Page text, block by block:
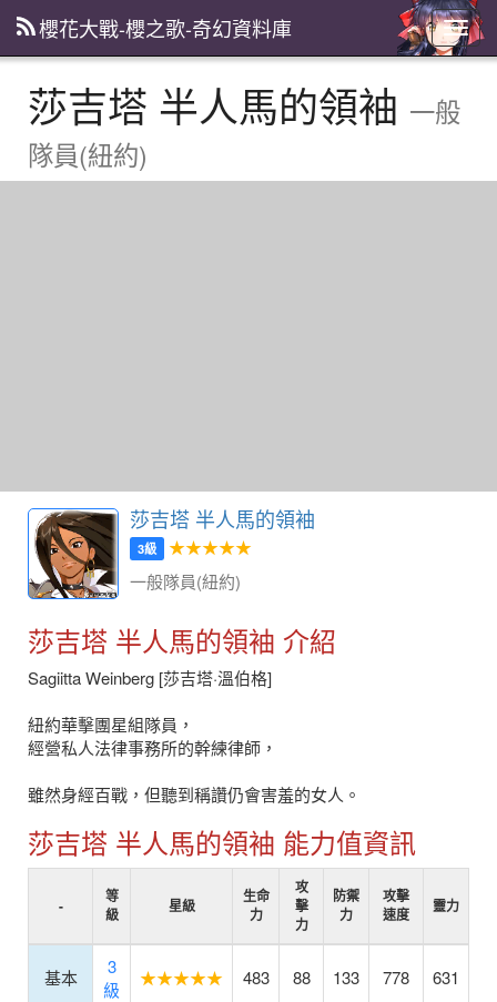
主
選
櫻花大戰-櫻之歌-奇幻資料庫
莎吉塔 半人馬的領袖 一般
隊員(紐約)
莎吉塔 半人馬的領袖
3級
★★★★★
一般隊員(紐約)
莎吉塔 半人馬的領袖 介紹
Sagiitta Weinberg [莎吉塔·溫伯格]
紐約華擊團星組隊員，
經營私人法律事務所的幹練律師，
雖然身經百戰，但聽到稱讚仍會害羞的女人。
莎吉塔 半人馬的領袖 能力值資訊
-
等
級
星級
生命
力
攻
擊
力
防禦
力
攻擊
速度
靈力
基本
3
級
★★★★★ 483 88 133 778 631